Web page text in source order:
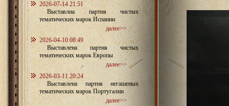
2026-07-14 21:51
Выставлна партия чистых
тематических марок Испании
далее>>
2026-04-10 08:49
Выставлена партия чистых
тематических марок Европы
далее>>
2026-03-11 20:24
Выставлена партия негашеных
тематических марок Португалии
далее>>